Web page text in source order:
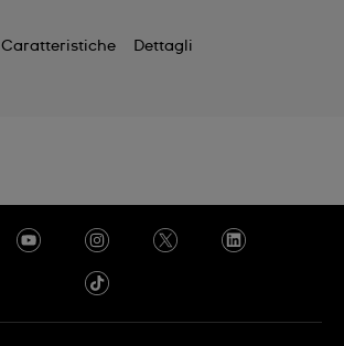
Caratteristiche Dettagli